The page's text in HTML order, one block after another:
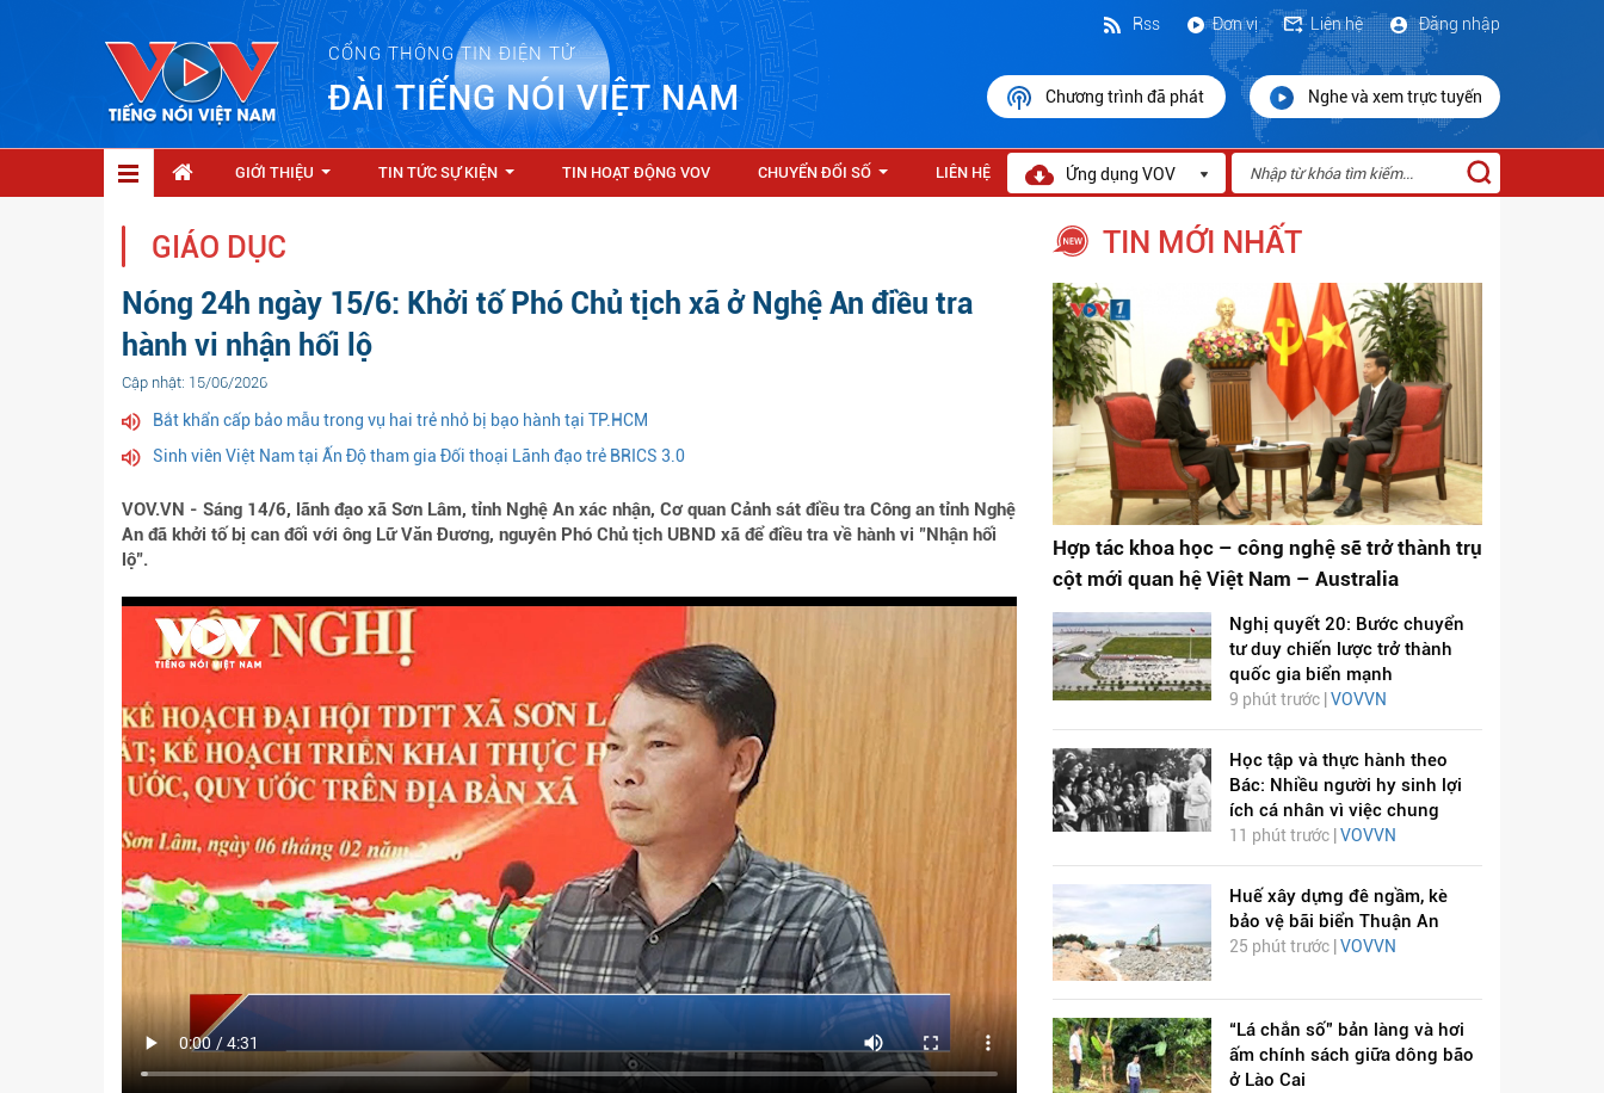
CỔNG THÔNG TIN ĐIỆN TỬ
ĐÀI TIẾNG NÓI VIỆT NAM
Đăng nhập
Liên hệ
Đơn vị
Rss
Chương trình đã phát Nghe và xem trực tuyến
GIỚI THIỆU TIN TỨC SỰ KIỆN TIN HOẠT ĐỘNG VOV CHUYỂN ĐỔI SỐ LIÊN HỆ Ứng dụng VOV
GIÁO DỤC
Nóng 24h ngày 15/6: Khởi tố Phó Chủ tịch xã ở Nghệ An điều tra
hành vi nhận hối lộ
Cập nhật: 15/06/2026
Bắt khẩn cấp bảo mẫu trong vụ hai trẻ nhỏ bị bạo hành tại TP.HCM
Sinh viên Việt Nam tại Ấn Độ tham gia Đối thoại Lãnh đạo trẻ BRICS 3.0
VOV.VN - Sáng 14/6, lãnh đạo xã Sơn Lâm, tỉnh Nghệ An xác nhận, Cơ quan Cảnh sát điều tra Công an tỉnh Nghệ
An đã khởi tố bị can đối với ông Lữ Văn Đương, nguyên Phó Chủ tịch UBND xã để điều tra về hành vi "Nhận hối
lộ".
TIN MỚI NHẤT
Hợp tác khoa học – công nghệ sẽ trở thành trụ
cột mới quan hệ Việt Nam – Australia
Nghị quyết 20: Bước chuyển
tư duy chiến lược trở thành
quốc gia biển mạnh
9 phút trước |VOVVN
Học tập và thực hành theo
Bác: Nhiều người hy sinh lợi
ích cá nhân vì việc chung
11 phút trước |VOVVN
Huế xây dựng đê ngầm, kè
bảo vệ bãi biển Thuận An
25 phút trước |VOVVN
“Lá chắn số” bản làng và hơi
ấm chính sách giữa dông bão
ở Lào Cai